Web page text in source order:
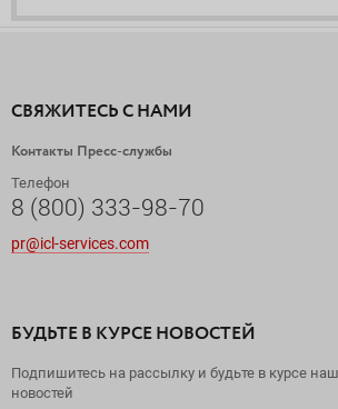
СВЯЖИТЕСЬ С НАМИ
Контакты Пресс-службы
Телефон
8 (800) 333-98-70
pr@icl-services.com
БУДЬТЕ В КУРСЕ НОВОСТЕЙ
Подпишитесь на рассылку и будьте в курсе
новостей